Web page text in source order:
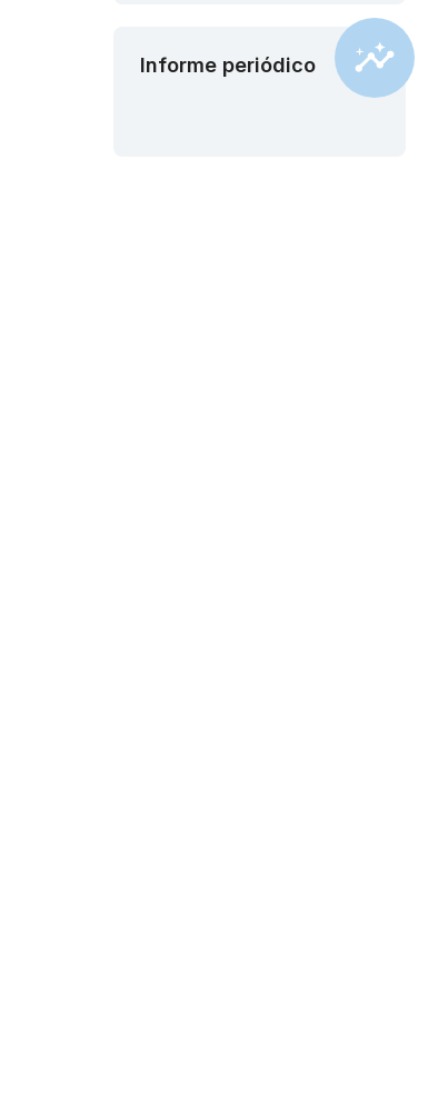
Informe periódico